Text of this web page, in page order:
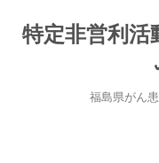
テ
ン
特定非営利活
福島県がん